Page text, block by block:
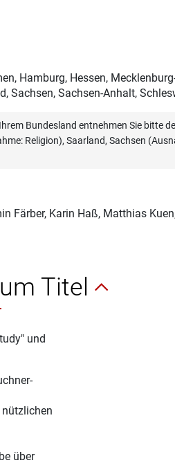
Hamburg, Hessen,
Sachsen, Sachsen-Anhalt,
Bundesland entnehmen Sie bitte
Religion), Saarland, Sachsen
Färber, Karin Haß, Matthias
Titel
und
über